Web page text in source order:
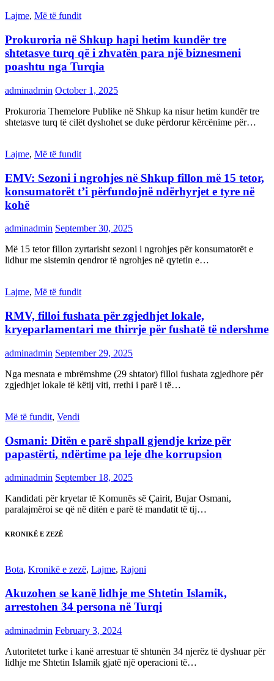
Lajme, Më të fundit
Prokuroria në Shkup hapi hetim kundër tre
shtetasve turq që i zhvatën para një biznesmeni
poashtu nga Turqia
adminadmin October 1, 2025
Prokuroria Themelore Publike në Shkup ka nisur hetim kundër tre
shtetasve turq të cilët dyshohet se duke përdorur kërcënime për…
Lajme, Më të fundit
EMV: Sezoni i ngrohjes në Shkup fillon më 15 tetor,
konsumatorët t’i përfundojnë ndërhyrjet e tyre në
kohë
adminadmin September 30, 2025
Më 15 tetor fillon zyrtarisht sezoni i ngrohjes për konsumatorët e
lidhur me sistemin qendror të ngrohjes në qytetin e…
Lajme, Më të fundit
RMV, filloi fushata për zgjedhjet lokale,
kryeparlamentari me thirrje për fushatë të ndershme
adminadmin September 29, 2025
Nga mesnata e mbrëmshme (29 shtator) filloi fushata zgjedhore për
zgjedhjet lokale të këtij viti, rrethi i parë i të…
Më të fundit, Vendi
Osmani: Ditën e parë shpall gjendje krize për
papastërti, ndërtime pa leje dhe korrupsion
adminadmin September 18, 2025
Kandidati për kryetar të Komunës së Çairit, Bujar Osmani,
paralajmëroi se që në ditën e parë të mandatit të tij…
KRONIKË E ZEZË
Bota, Kronikë e zezë, Lajme, Rajoni
Akuzohen se kanë lidhje me Shtetin Islamik,
arrestohen 34 persona në Turqi
adminadmin February 3, 2024
Autoritetet turke i kanë arrestuar të shtunën 34 njerëz të dyshuar për
lidhje me Shtetin Islamik gjatë një operacioni të…